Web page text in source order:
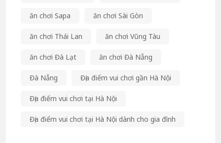
ăn chơi Sapa ăn chơi Sài Gòn
ăn chơi Thái Lan ăn chơi Vũng Tàu
ăn chơi Đà Lạt ăn chơi Đà Nẵng
Đà Nẵng Địa điểm vui chơi gần Hà Nội
Địa điểm vui chơi tại Hà Nội
Địa điểm vui chơi tại Hà Nội dành cho gia đình